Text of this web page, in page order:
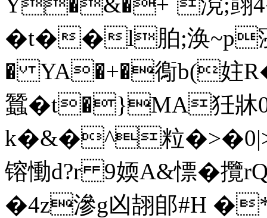
�t��l胉;涣~p
� YA�+�鵆b(妵
蠶�t�}MA狅牀
k�&�^粒
镕慟d?r 9媆A&慓� 攬
�4z滲g凶翓郋#H